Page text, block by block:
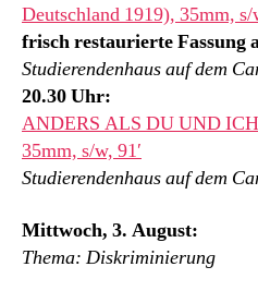
Deutschland 1919), 35mm, s/
frisch restaurierte Fassung
Studierendenhaus auf dem
20.30 Uhr:
ANDERS ALS DU UND
35mm, s/w, 91′
Studierendenhaus auf dem
Mittwoch, 3. August:
Thema: Diskriminierung